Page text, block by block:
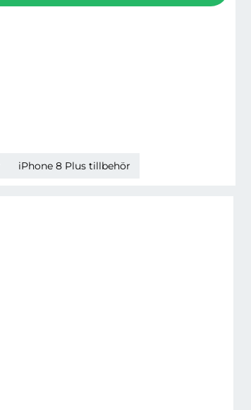
iPhone 8 Plus tillbehör